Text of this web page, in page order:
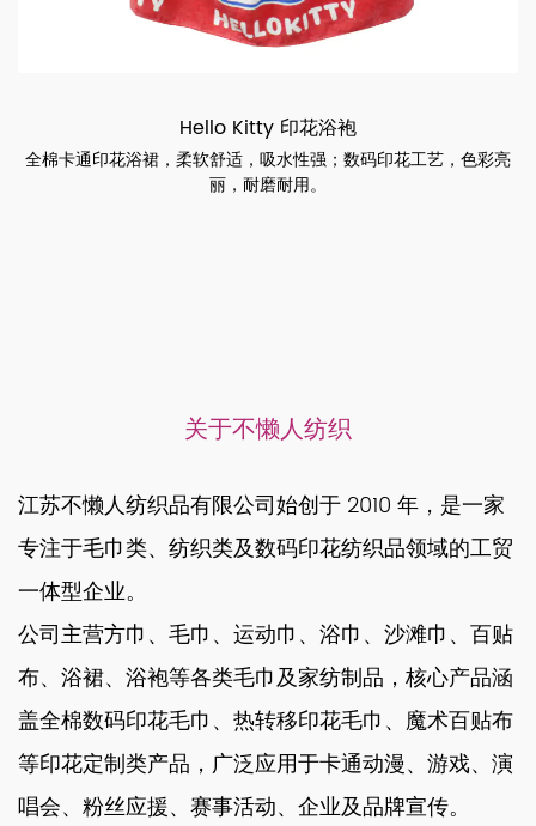
Hello Kitty 印花浴袍
全棉卡通印花浴裙，柔软舒适，吸水性强；数码印花工艺，色彩亮
丽，耐磨耐用。
关于不懒人纺织
江苏不懒人纺织品有限公司始创于 2010 年，是一家
专注于毛巾类、纺织类及数码印花纺织品领域的工贸
一体型企业。
公司主营方巾、毛巾、运动巾、浴巾、沙滩巾、百贴
布、浴裙、浴袍等各类毛巾及家纺制品，核心产品涵
盖全棉数码印花毛巾、热转移印花毛巾、魔术百贴布
等印花定制类产品，广泛应用于卡通动漫、游戏、演
唱会、粉丝应援、赛事活动、企业及品牌宣传。